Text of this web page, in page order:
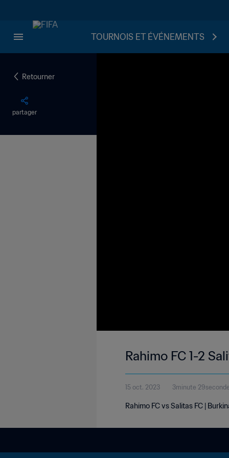
TOURNOIS ET ÉVÉNEMENTS
Retourner
partager
Rahimo FC 1-2
15 oct. 2023 3minute
Rahimo FC vs Salitas FC |